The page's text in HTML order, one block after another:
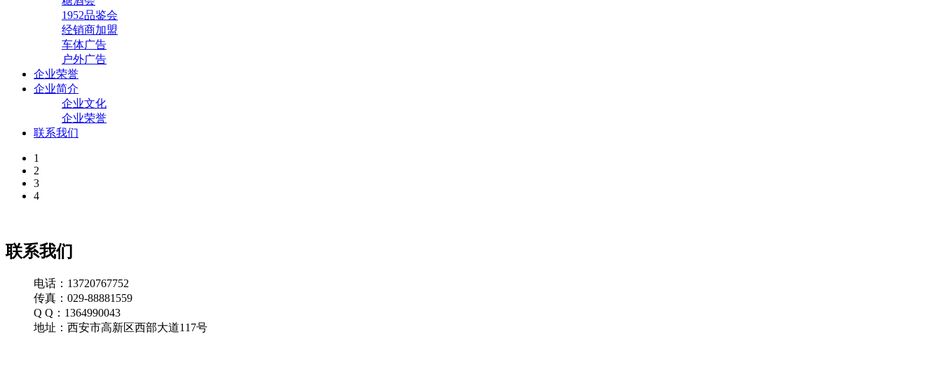
1952品鉴会
经销商加盟
车体广告
户外广告
企业荣誉
企业简介
企业文化
企业荣誉
联系我们
1
2
3
4
联系我们
电话：13720767752
传真：029-88881559
Q Q：1364990043
地址：西安市高新区西部大道117号